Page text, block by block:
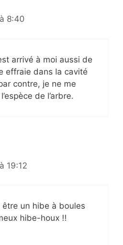
8:40
arrivé à moi aussi de
effraie dans la cavité
contre, je ne me
de l’arbre.
19:12
un hibe à boules
hibe-houx !!